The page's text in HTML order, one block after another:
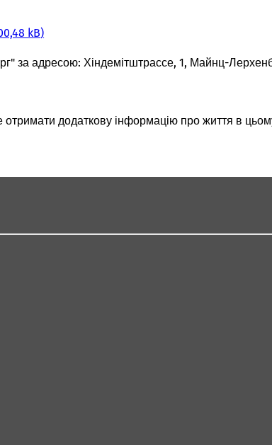
kB
за адресою: Хіндемітштрассе, 1, Майнц-
додаткову інформацію про життя в